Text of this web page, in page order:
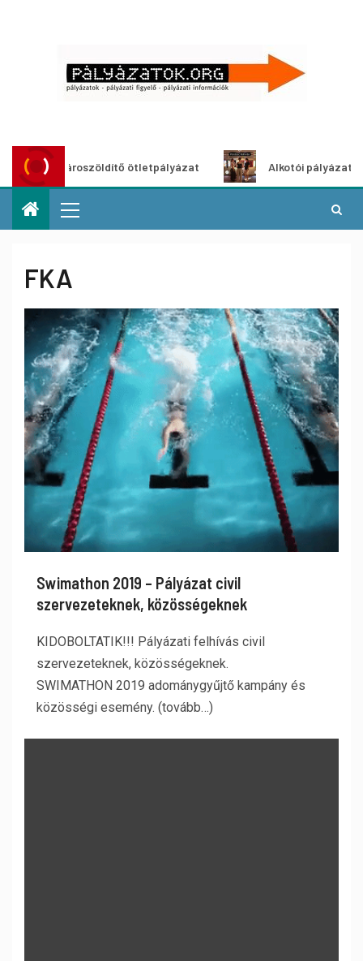
Városzöldítő ötletpályázat Alkotói pályázat
FKA
Swimathon 2019 – Pályázat civil
szervezeteknek, közösségeknek
KIDOBOLTATIK!!! Pályázati felhívás civil
szervezeteknek, közösségeknek.
SWIMATHON 2019 adománygyűjtő kampány és
közösségi esemény. (tovább…)